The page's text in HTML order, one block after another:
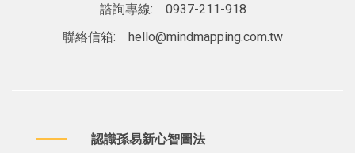
諮詢專線:
0937-211-918
聯絡信箱:
hello@mindmapping.com.tw
認識孫易新心智圖法